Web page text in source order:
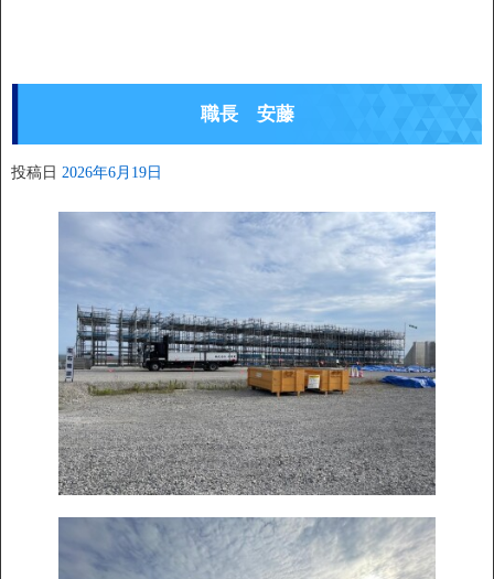
職長 安藤
投稿日 2026年6月19日